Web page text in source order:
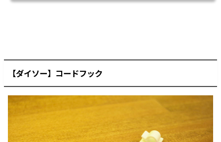
【ダイソー】コードフック